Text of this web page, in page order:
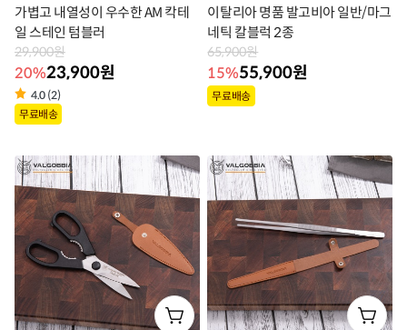
가볍고 내열성이 우수한 AM 칵테
일 스테인 텀블러
29,900원
20%23,900원
4.0 (2)
상
라
벨
무료배송
이탈리아 명품 발고비아 일반/마그
네틱 칼블럭 2종
65,900원
15%55,900원
상
라
벨
무료배송